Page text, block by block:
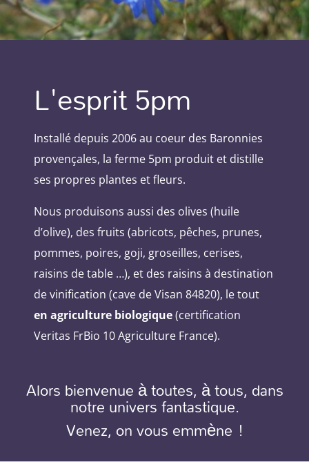
L'esprit 5pm
Installé depuis 2006 au coeur des Baronnies
provençales, la ferme 5pm produit et distille
ses propres plantes et fleurs.
Nous produisons aussi des olives (huile
d’olive), des fruits (abricots, pêches, prunes,
pommes, poires, goji, groseilles, cerises,
raisins de table …), et des raisins à destination
de vinification (cave de Visan 84820), le tout
en agriculture biologique(certification
Veritas FrBio 10 Agriculture France).
Alors bienvenue à toutes, à tous, dans
notre univers fantastique.
Venez, on vous emmène !